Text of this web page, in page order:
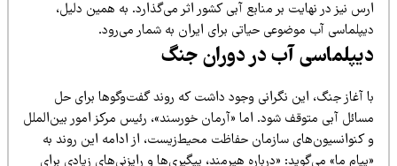
نیز در نهایت بر منابع آبی کشور اثر می‌گذارد. به همین دلیل،
آب موضوعی حیاتی برای ایران به شمار می‌رود.
آب در دوران جنگ
آغاز جنگ، این نگرانی وجود داشت که روند گفت‌وگوها برای حل
آبی متوقف شود. اما «آرمان خورسند»، رئیس مرکز امور بین‌الملل
کنوانسیون‌های سازمان حفاظت محیط‌زیست، از ادامه این روند به
ما» می‌گوید: «درباره هیرمند، پیگیری‌ها و رایزنی‌های زیادی برای